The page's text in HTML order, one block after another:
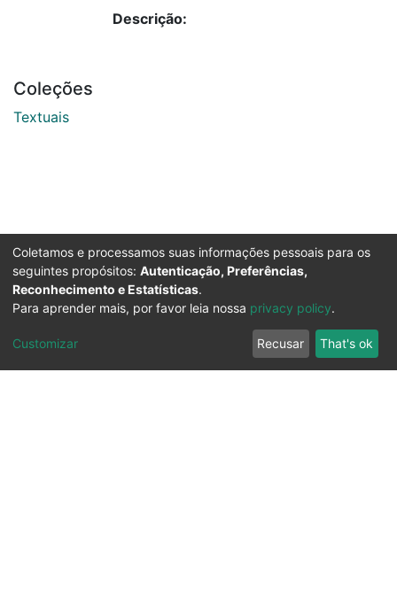
Descrição:
Coleções
Textuais
Coletamos e processamos suas informações pessoais para os
seguintes propósitos: Autenticação, Preferências,
Reconhecimento e Estatísticas.
Para aprender mais, por favor leia nossa privacy policy.
Customizar Recusar That's ok